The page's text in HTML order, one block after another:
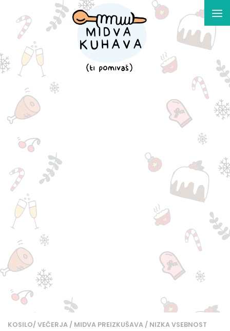
KOSILO/ VEČERJA / MIDVA PREIZKUŠAVA / NIZKA VSEBNOST